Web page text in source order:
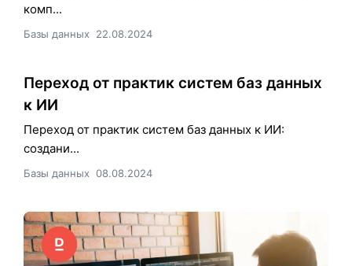
комп...
Базы данных 22.08.2024
Переход от практик систем баз данных
к ИИ
Переход от практик систем баз данных к ИИ:
создани...
Базы данных 08.08.2024